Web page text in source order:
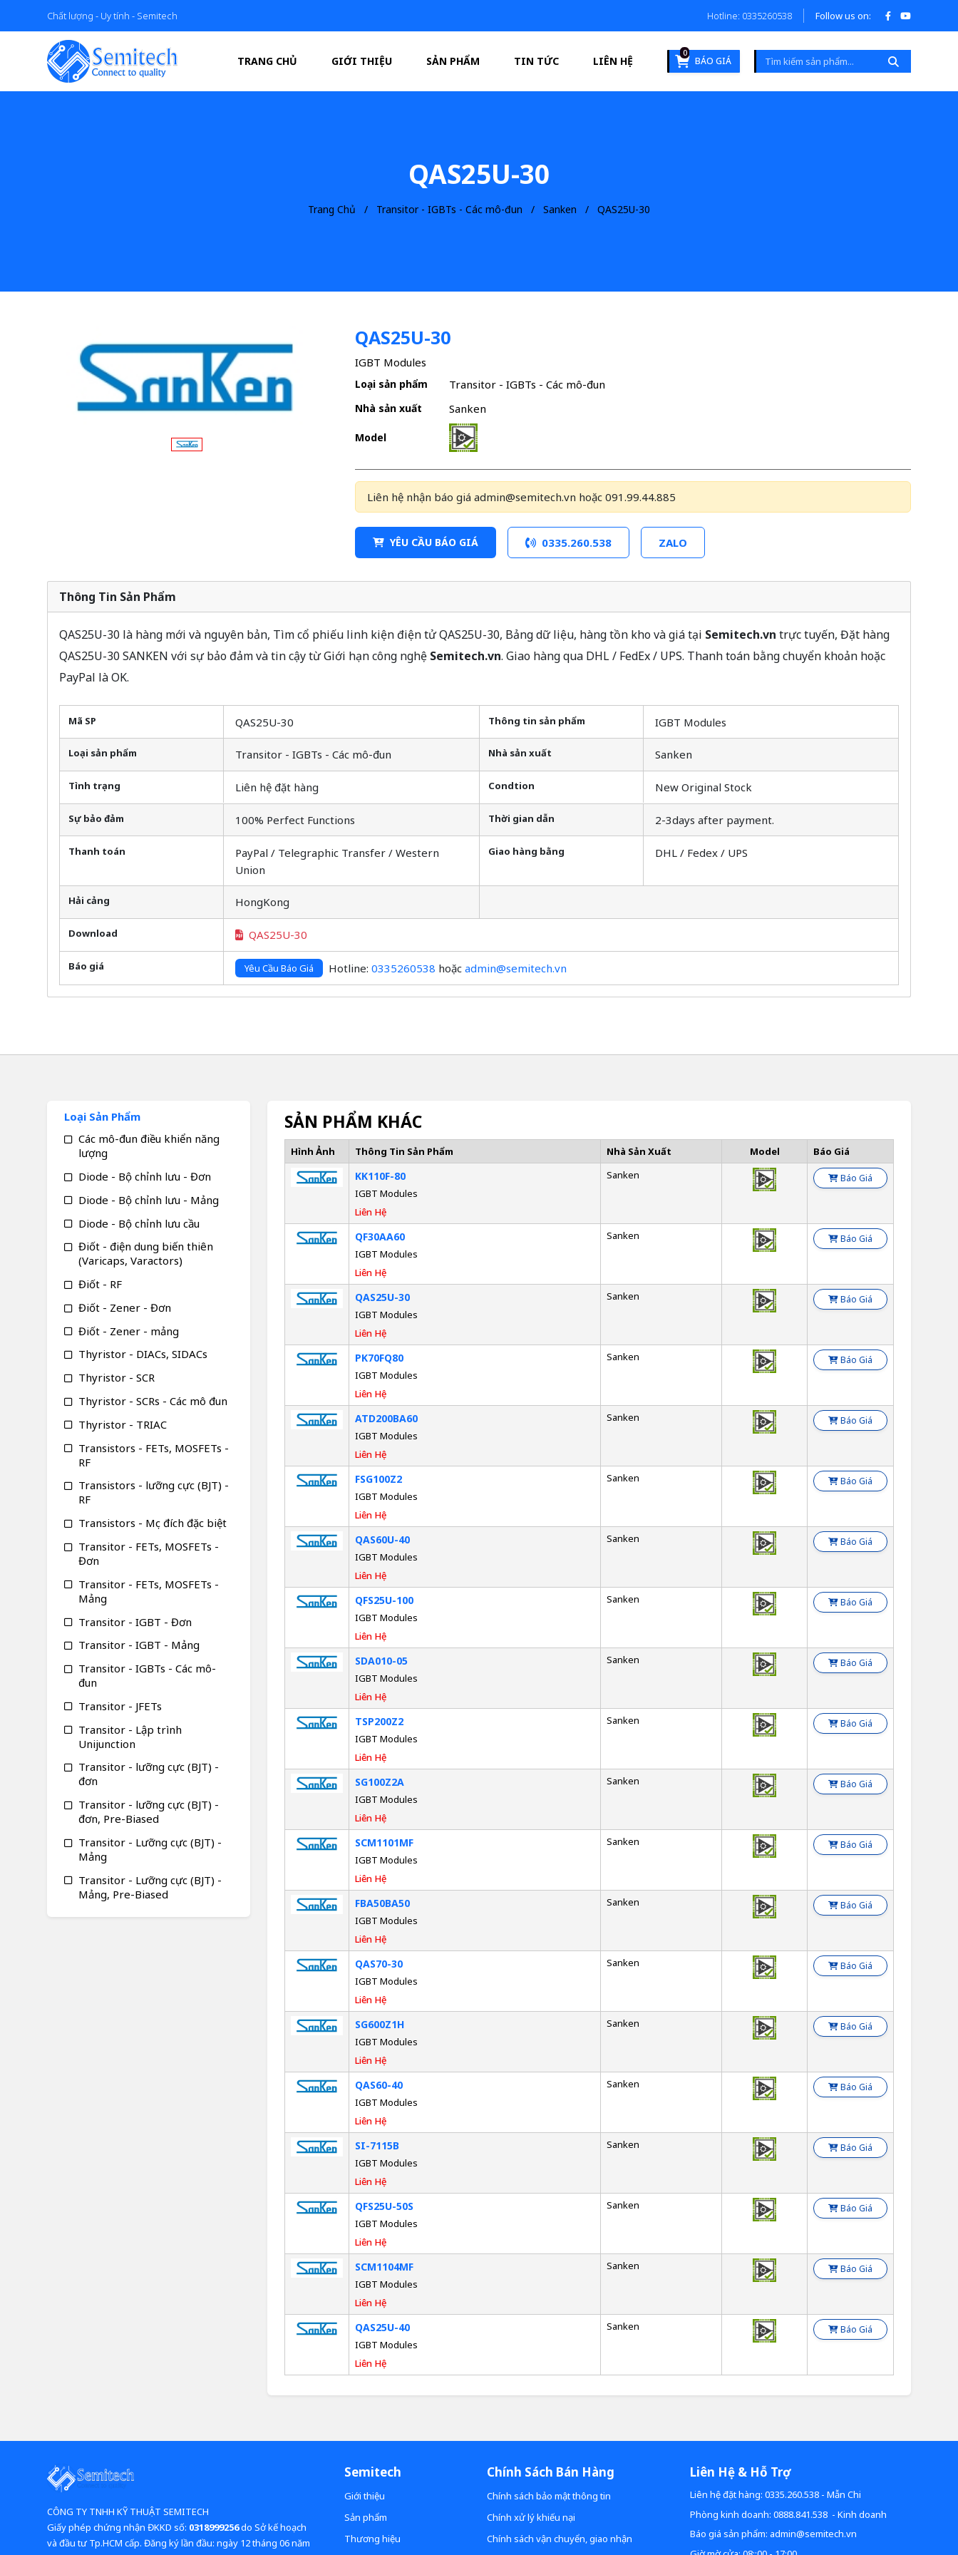
Chất lượng - Uy tính - Semitech Hotline: 0335260538 Follow us on:
TRANG CHỦ GIỚI THIỆU SẢN PHẨM TIN TỨC LIÊN HỆ
0
BÁO GIÁ
QAS25U-30
Trang Chủ Transitor - IGBTs - Các mô-đun Sanken QAS25U-30
QAS25U-30
IGBT Modules
Loại sản phẩm Transitor - IGBTs - Các mô-đun
Nhà sản xuất Sanken
Model
Liên hệ nhận báo giá admin@semitech.vn hoặc 091.99.44.885
YÊU CẦU BÁO GIÁ 0335.260.538 ZALO
Thông Tin Sản Phẩm
QAS25U-30 là hàng mới và nguyên bản, Tìm cổ phiếu linh kiện điện tử QAS25U-30, Bảng dữ liệu, hàng tồn kho và giá tại Semitech.vn trực tuyến, Đặt hàng
QAS25U-30 SANKEN với sự bảo đảm và tin cậy từ Giới hạn công nghệ Semitech.vn. Giao hàng qua DHL / FedEx / UPS. Thanh toán bằng chuyển khoản hoặc
PayPal là OK.
Mã SP QAS25U-30 Thông tin sản phẩm IGBT Modules
Loại sản phẩm Transitor - IGBTs - Các mô-đun Nhà sản xuất Sanken
Tình trạng Liên hệ đặt hàng Condtion New Original Stock
Sự bảo đảm 100% Perfect Functions Thời gian dẫn 2-3days after payment.
Thanh toán
PayPal / Telegraphic Transfer / Western
Union
Giao hàng bằng DHL / Fedex / UPS
Hải cảng HongKong
Download QAS25U-30
Báo giá Yêu Cầu Báo Giá Hotline: 0335260538 hoặc admin@semitech.vn
SẢN PHẨM KHÁC
Hình Ảnh Thông Tin Sản Phẩm Nhà Sản Xuất Model Báo Giá
KK110F-80
IGBT Modules
Liên Hệ
Sanken Báo Giá
QF30AA60
IGBT Modules
Liên Hệ
Sanken Báo Giá
QAS25U-30
IGBT Modules
Liên Hệ
Sanken Báo Giá
PK70FQ80
IGBT Modules
Liên Hệ
Sanken Báo Giá
ATD200BA60
IGBT Modules
Liên Hệ
Sanken Báo Giá
FSG100Z2
IGBT Modules
Liên Hệ
Sanken Báo Giá
QAS60U-40
IGBT Modules
Liên Hệ
Sanken Báo Giá
QFS25U-100
IGBT Modules
Liên Hệ
Sanken Báo Giá
SDA010-05
IGBT Modules
Liên Hệ
Sanken Báo Giá
TSP200Z2
IGBT Modules
Liên Hệ
Sanken Báo Giá
SG100Z2A
IGBT Modules
Liên Hệ
Sanken Báo Giá
SCM1101MF
IGBT Modules
Liên Hệ
Sanken Báo Giá
FBA50BA50
IGBT Modules
Liên Hệ
Sanken Báo Giá
QAS70-30
IGBT Modules
Liên Hệ
Sanken Báo Giá
SG600Z1H
IGBT Modules
Liên Hệ
Sanken Báo Giá
QAS60-40
IGBT Modules
Liên Hệ
Sanken Báo Giá
SI-7115B
IGBT Modules
Liên Hệ
Sanken Báo Giá
QFS25U-50S
IGBT Modules
Liên Hệ
Sanken Báo Giá
SCM1104MF
IGBT Modules
Liên Hệ
Sanken Báo Giá
QAS25U-40
IGBT Modules
Liên Hệ
Sanken Báo Giá
Loại Sản Phẩm
Các mô-đun điều khiển năng
lượng
Diode - Bộ chỉnh lưu - Đơn
Diode - Bộ chỉnh lưu - Mảng
Diode - Bộ chỉnh lưu cầu
Điốt - điện dung biến thiên
(Varicaps, Varactors)
Điốt - RF
Điốt - Zener - Đơn
Điốt - Zener - mảng
Thyristor - DIACs, SIDACs
Thyristor - SCR
Thyristor - SCRs - Các mô đun
Thyristor - TRIAC
Transistors - FETs, MOSFETs -
RF
Transistors - lưỡng cực (BJT) -
RF
Transistors - Mục đích đặc biệt
Transitor - FETs, MOSFETs -
Đơn
Transitor - FETs, MOSFETs -
Mảng
Transitor - IGBT - Đơn
Transitor - IGBT - Mảng
Transitor - IGBTs - Các mô-
đun
Transitor - JFETs
Transitor - Lập trình
Unijunction
Transitor - lưỡng cực (BJT) -
đơn
Transitor - lưỡng cực (BJT) -
đơn, Pre-Biased
Transitor - Lưỡng cực (BJT) -
Mảng
Transitor - Lưỡng cực (BJT) -
Mảng, Pre-Biased
CÔNG TY TNHH KỸ THUẬT SEMITECH
Giấy phép chứng nhận ĐKKD số: 0318999256do Sở kế hoạch
và đầu tư Tp.HCM cấp. Đăng ký lần đầu: ngày 12 tháng 06 năm
Semitech
Giới thiệu
Sản phẩm
Thương hiệu
Chính Sách Bán Hàng
Chính sách bảo mật thông tin
Chính xử lý khiếu nại
Chính sách vận chuyển, giao nhận
Liên Hệ & Hỗ Trợ
Liên hệ đặt hàng: 0335.260.538 - Mẫn Chi
Phòng kinh doanh: 0888.841.538 - Kinh doanh
Báo giá sản phẩm: admin@semitech.vn